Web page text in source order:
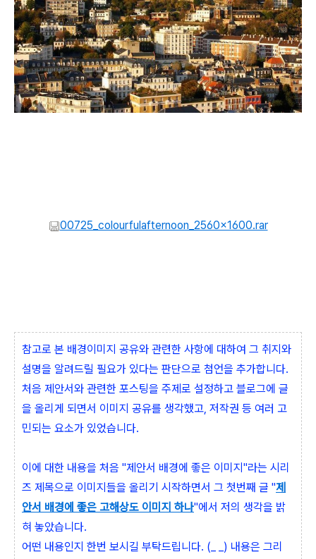
00725_colourfulafternoon_2560x1600.rar
참고로 본 배경이미지 공유와 관련한 사항에 대하여 그 취지와
설명을 알려드릴 필요가 있다는 판단으로 첨언을 추가합니다.
처음 제안서와 관련한 포스팅을 주제로 설정하고 블로그에 글
을 올리게 되면서 이미지 공유를 생각했고, 저작권 등 여러 고
민되는 요소가 있었습니다.
이에 대한 내용을 처음 "제안서 배경에 좋은 이미지"라는 시리
즈 제목으로 이미지들을 올리기 시작하면서 그 첫번째 글 "제
안서 배경에 좋은 고해상도 이미지 하나"에서 저의 생각을 밝
혀 놓았습니다.
어떤 내용인지 한번 보시길 부탁드립니다. (_ _) 내용은 그리